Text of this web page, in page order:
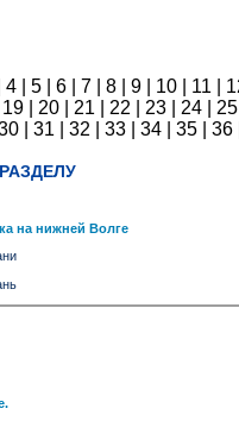
4| 5| 6| 7| 8| 9| 10| 11
19| 20| 21 22 23| 24| 25
| 31 32 33| 34| 35| 36|
на нижней Волге